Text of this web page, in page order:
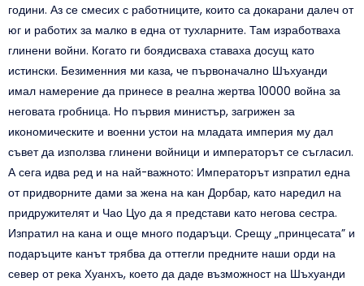
години. Аз се смесих с работниците, които са докарани далеч от
юг и работих за малко в една от тухларните. Там изработваха
глинени войни. Когато ги боядисваха ставаха досущ като
истински. Безименния ми каза, че първоначално Шъхуанди
имал намерение да принесе в реална жертва 10000 война за
неговата гробница. Но първия министър, загрижен за
икономическите и военни устои на младата империя му дал
съвет да използва глинени войници и императорът се съгласил.
А сега идва ред и на най-важното: Императорът изпратил една
от придворните дами за жена на кан Дорбар, като наредил на
придружителят и Чао Цуо да я представи като негова сестра.
Изпратил на кана и още много подаръци. Срещу „принцесата” и
подаръците канът трябва да оттегли предните наши орди на
север от река Хуанхъ, което да даде възможност на Шъхуанди